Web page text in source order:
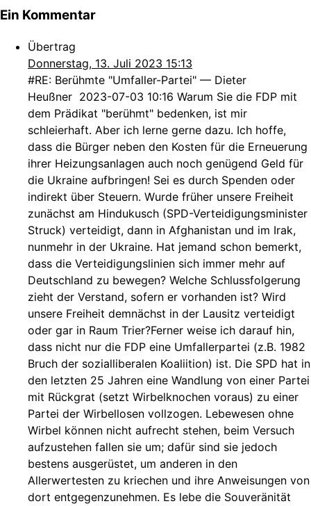
Ein Kommentar
Übertrag
Donnerstag, 13. Juli 2023 15:13
#RE: Berühmte "Umfaller-Partei" — Dieter
Heußner 2023-07-03 10:16 Warum Sie die FDP mit
dem Prädikat "berühmt" bedenken, ist mir
schleierhaft. Aber ich lerne gerne dazu. Ich hoffe,
dass die Bürger neben den Kosten für die Erneuerung
ihrer Heizungsanlagen auch noch genügend Geld für
die Ukraine aufbringen! Sei es durch Spenden oder
indirekt über Steuern. Wurde früher unsere Freiheit
zunächst am Hindukusch (SPD-Verteidigungsminister
Struck) verteidigt, dann in Afghanistan und im Irak,
nunmehr in der Ukraine. Hat jemand schon bemerkt,
dass die Verteidigungslinien sich immer mehr auf
Deutschland zu bewegen? Welche Schlussfolgerung
zieht der Verstand, sofern er vorhanden ist? Wird
unsere Freiheit demnächst in der Lausitz verteidigt
oder gar in Raum Trier?Ferner weise ich darauf hin,
dass nicht nur die FDP eine Umfallerpartei (z.B. 1982
Bruch der sozialliberalen Koaliition) ist. Die SPD hat in
den letzten 25 Jahren eine Wandlung von einer Partei
mit Rückgrat (setzt Wirbelknochen voraus) zu einer
Partei der Wirbellosen vollzogen. Lebewesen ohne
Wirbel können nicht aufrecht stehen, beim Versuch
aufzustehen fallen sie um; dafür sind sie jedoch
bestens ausgerüstet, um anderen in den
Allerwertesten zu kriechen und ihre Anweisungen von
dort entgegenzunehmen. Es lebe die Souveränität